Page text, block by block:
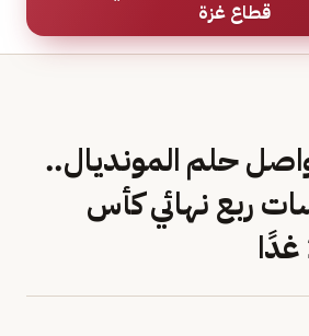
قطاع غزة
حلم المونديال..
ربع نهائي كأس